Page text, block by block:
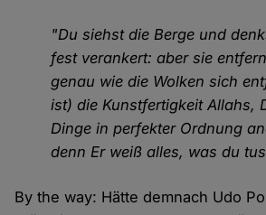
"Du siehst die Berge und
fest verankert: aber sie
genau wie die Wolken sich
ist) die Kunstfertigkeit Allahs,
Dinge in perfekter Ordnung
denn Er weiß alles, was du
By the way: Hätte demnach Udo